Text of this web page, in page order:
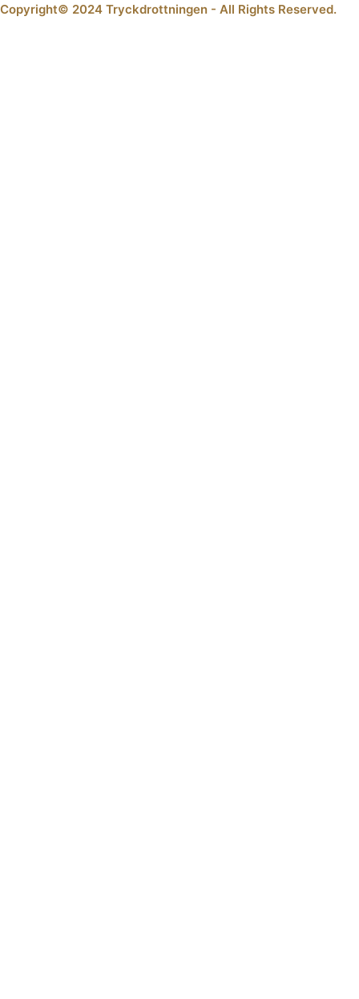
Copyright© 2024 Tryckdrottningen - All Rights Reserved.